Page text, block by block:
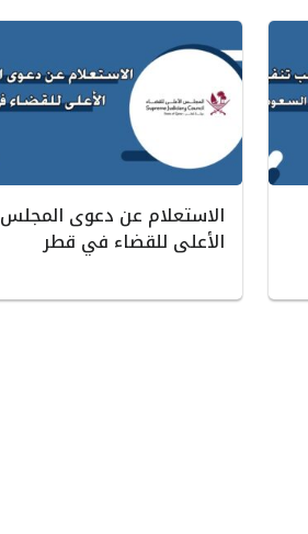
الاستعلام عن دعوى المجلس
الأعلى للقضاء في قطر